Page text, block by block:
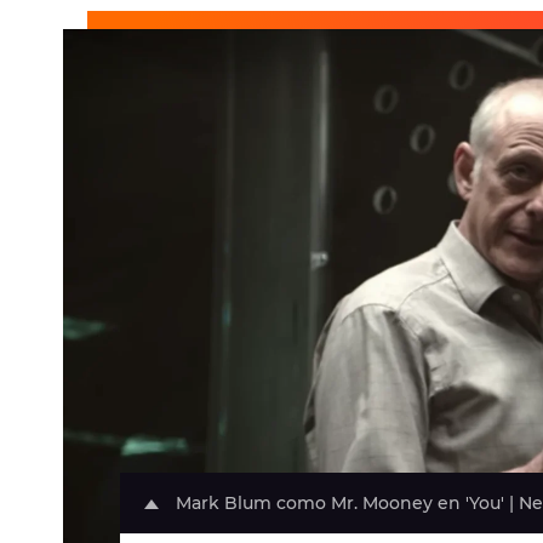
Mark Blum como Mr. Mooney en 'You' |